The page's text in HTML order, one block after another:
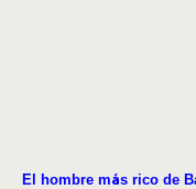
El hombre más rico de